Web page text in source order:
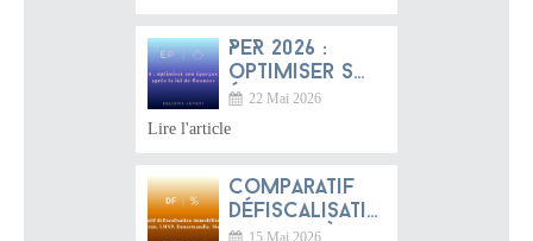
PER 2026 :
optimiser son
épargne
retraite après
finances
22 Mai 2026
Lire l'article
Comparatif
défiscalisation
immobilière
15 Mai 2026